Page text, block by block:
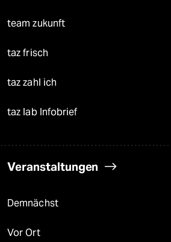
team zukunft
taz frisch
taz zahl ich
taz lab Infobrief
Veranstaltungen
Demnächst
Vor Ort